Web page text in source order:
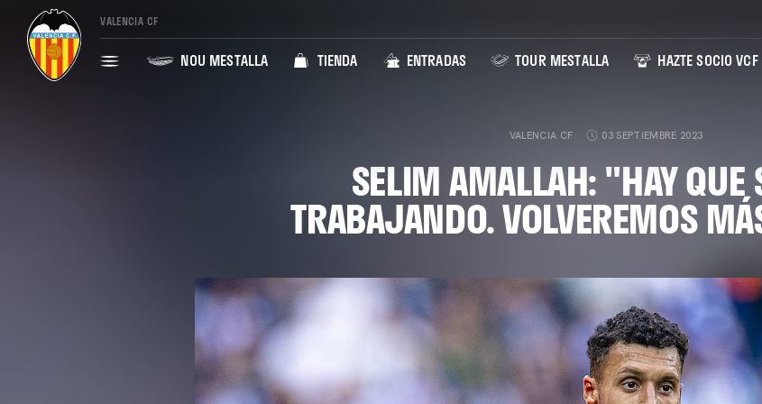
VALENCIA CF
NOU MESTALLA TIENDA ENTRADAS TOUR MESTALLA HAZTE SOCIO VCF
VALENCIA CF 03 SEPTIEMBRE 2023
SELIM AMALLAH: "HAY QUE
TRABAJANDO. VOLVEREMOS